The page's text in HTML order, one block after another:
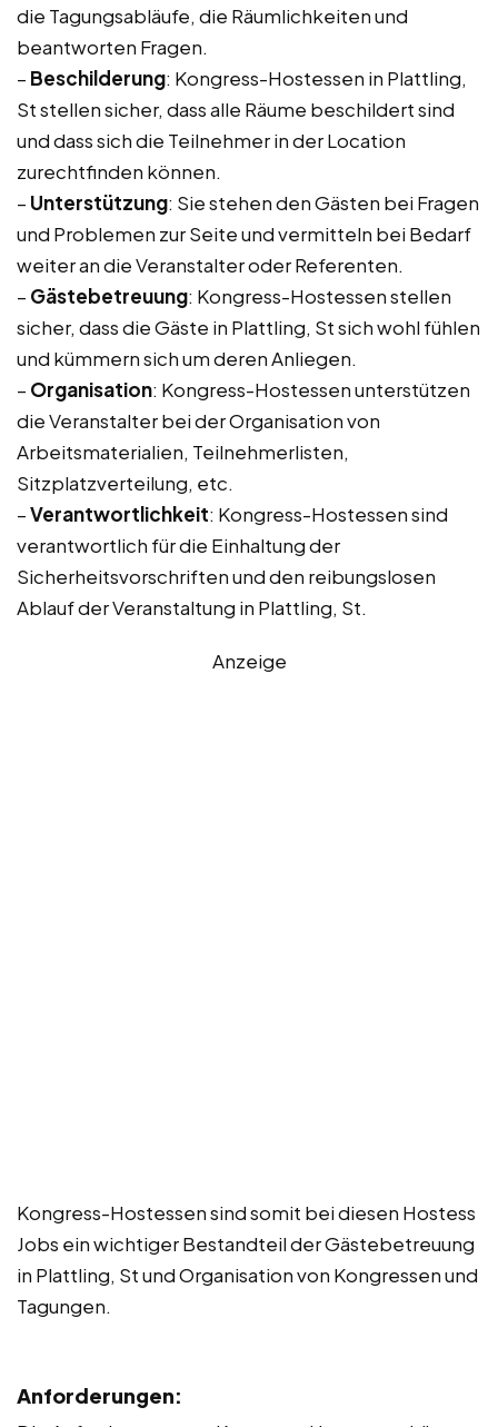
die Tagungsabläufe, die Räumlichkeiten und
beantworten Fragen.
– Beschilderung: Kongress-Hostessen in Plattling,
St stellen sicher, dass alle Räume beschildert sind
und dass sich die Teilnehmer in der Location
zurechtfinden können.
– Unterstützung: Sie stehen den Gästen bei Fragen
und Problemen zur Seite und vermitteln bei Bedarf
weiter an die Veranstalter oder Referenten.
– Gästebetreuung: Kongress-Hostessen stellen
sicher, dass die Gäste in Plattling, St sich wohl fühlen
und kümmern sich um deren Anliegen.
– Organisation: Kongress-Hostessen unterstützen
die Veranstalter bei der Organisation von
Arbeitsmaterialien, Teilnehmerlisten,
Sitzplatzverteilung, etc.
–Verantwortlichkeit: Kongress-Hostessen sind
verantwortlich für die Einhaltung der
Sicherheitsvorschriften und den reibungslosen
Ablauf der Veranstaltung in Plattling, St.
Anzeige
Kongress-Hostessen sind somit bei diesen Hostess
Jobs ein wichtiger Bestandteil der Gästebetreuung
in Plattling, St und Organisation von Kongressen und
Tagungen.
Anforderungen: